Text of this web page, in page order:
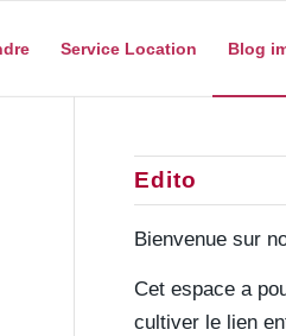
Service Location Blog
Edito
Bienvenue sur
Cet espace a
cultiver le lien